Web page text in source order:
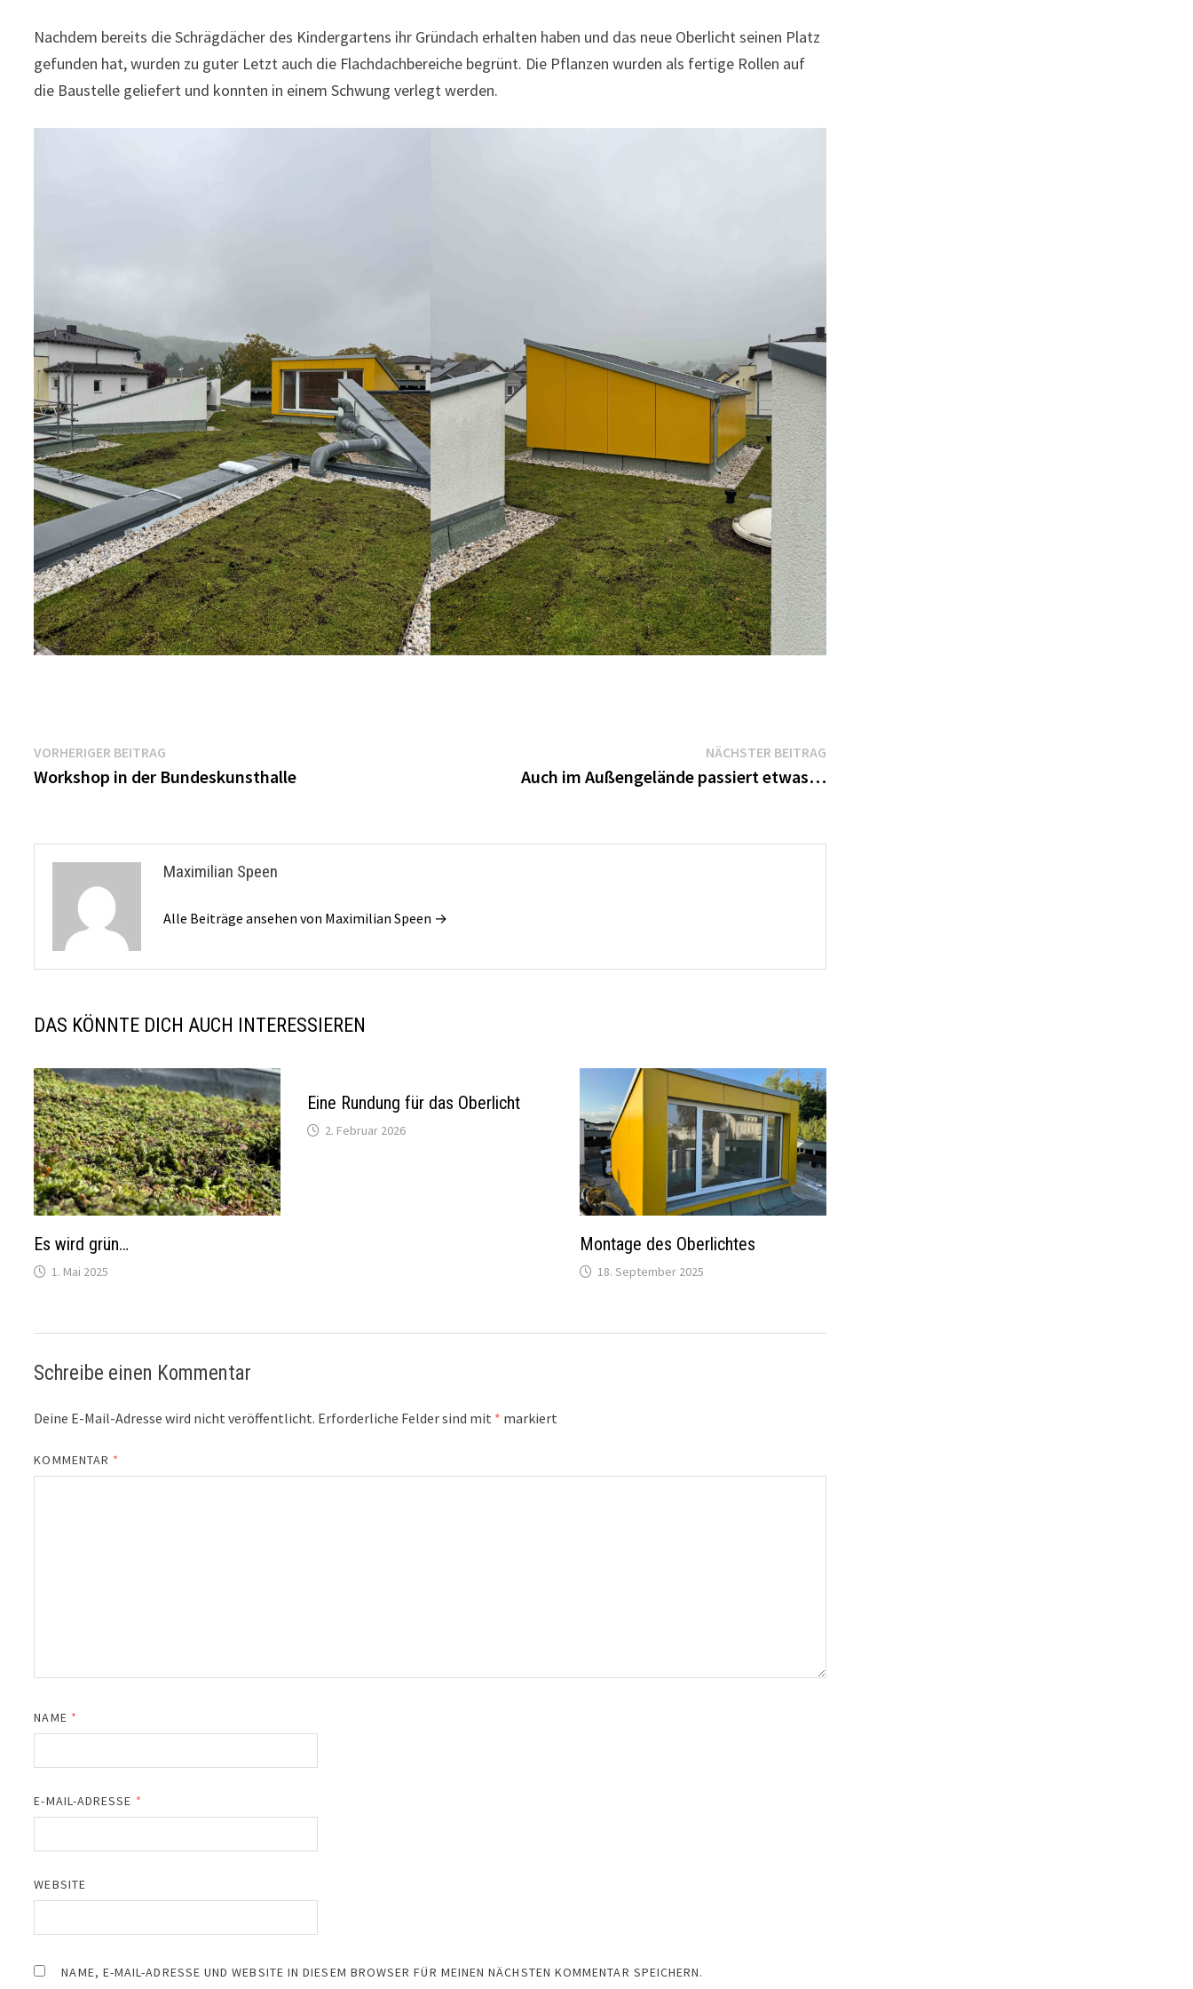
Nachdem bereits die Schrägdächer des Kindergartens ihr Gründach erhalten haben und das neue Oberlicht seinen Platz
gefunden hat, wurden zu guter Letzt auch die Flachdachbereiche begrünt. Die Pflanzen wurden als fertige Rollen auf
die Baustelle geliefert und konnten in einem Schwung verlegt werden.
Beitragsnavigation
VORHERIGER BEITRAG
Beitrag:
Workshop in der Bundeskunsthalle
NÄCHSTER BEITRAGNächster
Auch im Außengelände passiert etwas…
Maximilian Speen
Alle Beiträge ansehen von Maximilian Speen →
DAS KÖNNTE DICH AUCH INTERESSIEREN
Es wird grün…
1. Mai 2025
Eine Rundung für das Oberlicht
2. Februar 2026
Montage des Oberlichtes
18. September 2025
Schreibe einen Kommentar
Deine E-Mail-Adresse wird nicht veröffentlicht. Erforderliche Felder sind mit * markiert
KOMMENTAR *
NAME *
E-MAIL-ADRESSE *
WEBSITE
NAME, E-MAIL-ADRESSE UND WEBSITE IN DIESEM BROWSER FÜR MEINEN NÄCHSTEN KOMMENTAR SPEICHERN.